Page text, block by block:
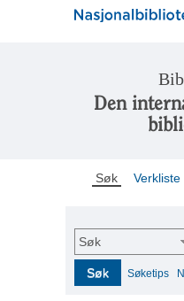
Den
Søk Verkliste
Søk
Søk Søketips